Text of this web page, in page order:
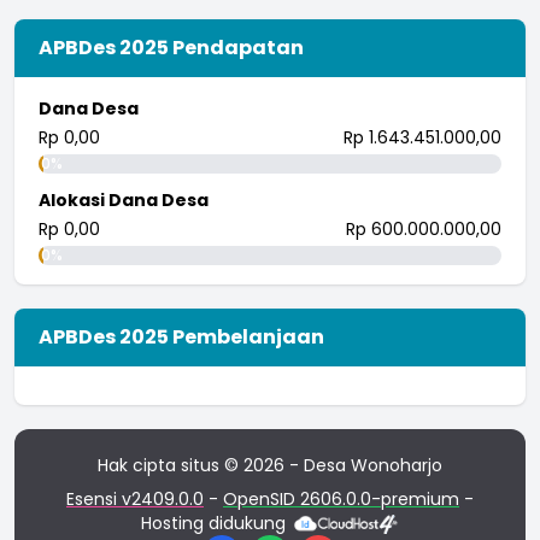
APBDes 2025 Pendapatan
Dana Desa
Rp 0,00
Rp 1.643.451.000,00
0%
Alokasi Dana Desa
Rp 0,00
Rp 600.000.000,00
0%
APBDes 2025 Pembelanjaan
Hak cipta situs © 2026 - Desa Wonoharjo
Esensi v2409.0.0 - OpenSID 2606.0.0-premium -
Hosting didukung